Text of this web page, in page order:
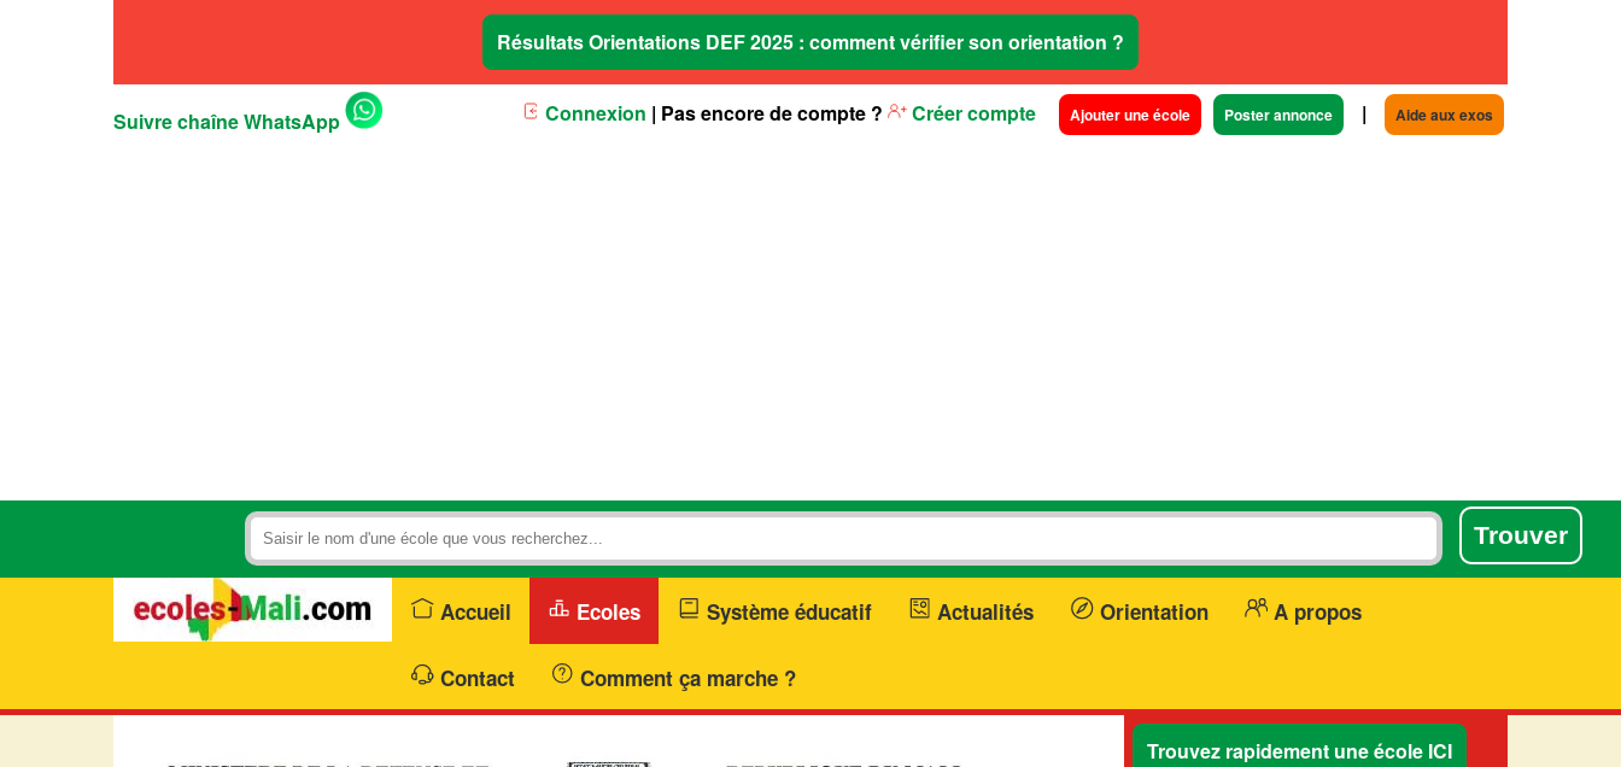
Résultats Orientations DEF 2025 : comment vérifier son orientation ?
Suivre chaîne WhatsApp Connexion | Pas encore de compte ? Créer compte Ajouter une école Poster annonce | Aide aux exos
Accueil Ecoles Système éducatif Actualités Orientation A propos
Contact Comment ça marche ?
Trouvez rapidement une école ICI